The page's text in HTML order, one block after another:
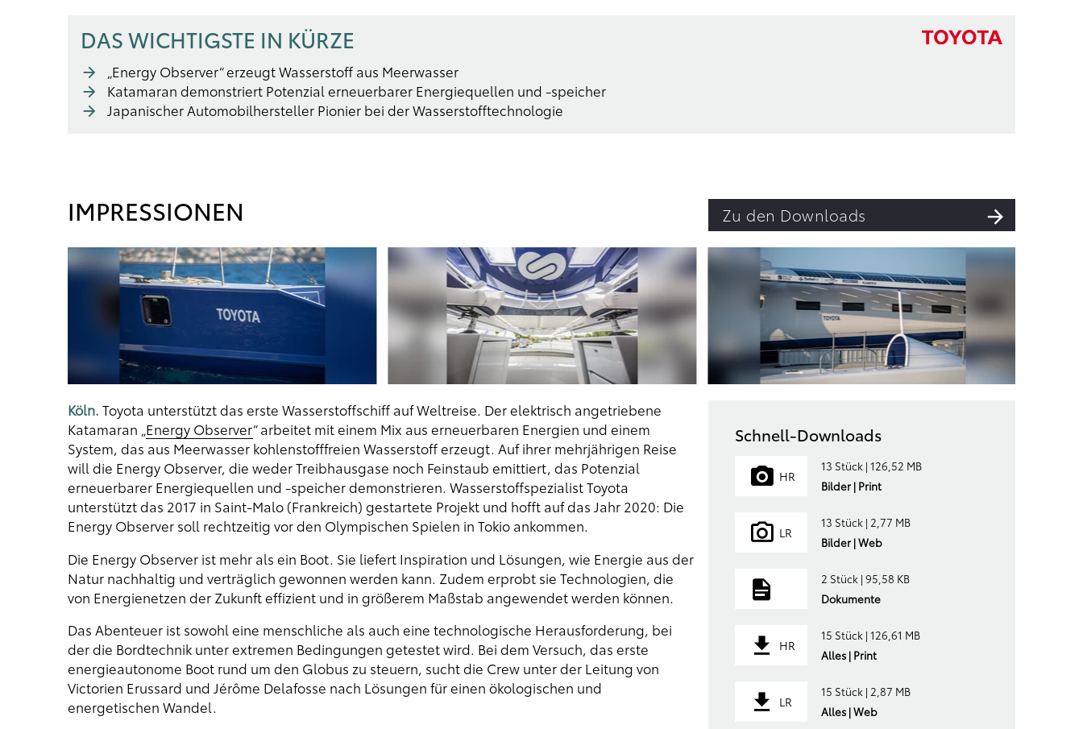
DAS WICHTIGSTE IN KÜRZE
„Energy Observer“ erzeugt Wasserstoff aus Meerwasser
Katamaran demonstriert Potenzial erneuerbarer Energiequellen und -speicher
Japanischer Automobilhersteller Pionier bei der Wasserstofftechnologie
IMPRESSIONEN Zu den Downloads
Köln. Toyota unterstützt das erste Wasserstoffschiff auf Weltreise. Der elektrisch angetriebene
Katamaran „Energy Observer“ arbeitet mit einem Mix aus erneuerbaren Energien und einem
System, das aus Meerwasser kohlenstofffreien Wasserstoff erzeugt. Auf ihrer mehrjährigen Reise
will die Energy Observer, die weder Treibhausgase noch Feinstaub emittiert, das Potenzial
erneuerbarer Energiequellen und -speicher demonstrieren. Wasserstoffspezialist Toyota
unterstützt das 2017 in Saint-Malo (Frankreich) gestartete Projekt und hofft auf das Jahr 2020: Die
Energy Observer soll rechtzeitig vor den Olympischen Spielen in Tokio ankommen.
Die Energy Observer ist mehr als ein Boot. Sie liefert Inspiration und Lösungen, wie Energie aus der
Natur nachhaltig und verträglich gewonnen werden kann. Zudem erprobt sie Technologien, die
von Energienetzen der Zukunft effizient und in größerem Maßstab angewendet werden können.
Das Abenteuer ist sowohl eine menschliche als auch eine technologische Herausforderung, bei
der die Bordtechnik unter extremen Bedingungen getestet wird. Bei dem Versuch, das erste
energieautonome Boot rund um den Globus zu steuern, sucht die Crew unter der Leitung von
Victorien Erussard und Jérôme Delafosse nach Lösungen für einen ökologischen und
energetischen Wandel.
Schnell-Downloads
HR
13 Stück | 126,52 MB
Bilder | Print
LR
13 Stück | 2,77 MB
Bilder | Web
2 Stück | 95,58 KB
Dokumente
HR
15 Stück | 126,61 MB
Alles | Print
LR
15 Stück | 2,87 MB
Alles | Web